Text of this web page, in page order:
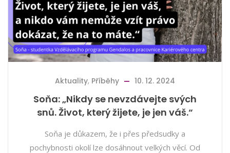
Aktuality, Příběhy 10. 12. 2024
Soňa: „Nikdy se nevzdávejte svých
snů. Život, který žijete, je jen váš.“
Soňa je důkazem, že i přes předsudky a
pochybnosti okolí lze dosáhnout velkých věcí. Od